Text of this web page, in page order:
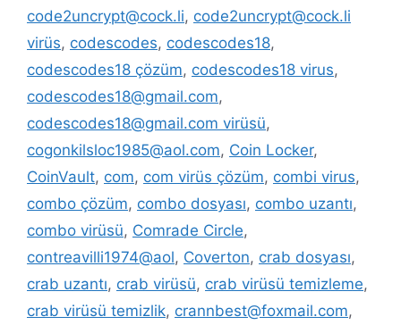
code2uncrypt@cock.li, code2uncrypt@cock.li
virüs, codescodes, codescodes18,
codescodes18 çözüm, codescodes18 virus,
codescodes18@gmail.com,
codescodes18@gmail.com virüsü,
cogonkilsloc1985@aol.com, Coin Locker,
CoinVault, com, com virüs çözüm, combi virus,
combo çözüm, combo dosyası, combo uzantı,
combo virüsü, Comrade Circle,
contreavilli1974@aol, Coverton, crab dosyası,
crab uzantı, crab virüsü, crab virüsü temizleme,
crab virüsü temizlik, crannbest@foxmail.com,